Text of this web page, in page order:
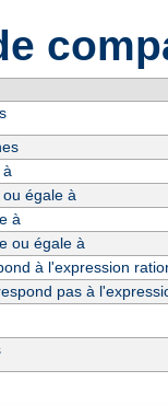
à
égale à
à
ou égale à
à l'expression
pas à